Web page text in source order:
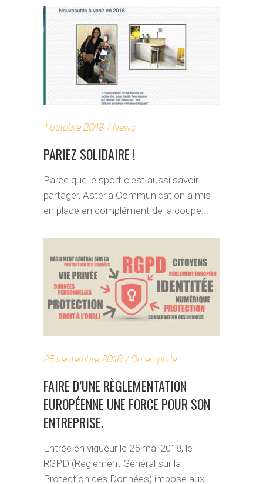
1 octobre 2018 News
PARIEZ SOLIDAIRE !
Parce que le sport c’est aussi savoir
partager, Asteria Communication a mis
en place en complément de la coupe...
25 septembre 2018 On en parle...
FAIRE D’UNE RÈGLEMENTATION
EUROPÉENNE UNE FORCE POUR SON
ENTREPRISE.
Entrée en vigueur le 25 mai 2018, le
RGPD (Règlement Général sur la
Protection des Données) impose aux